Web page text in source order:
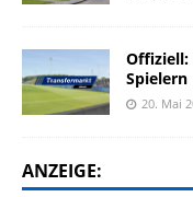
Offiziell:
Spielern
20. Mai
ANZEIGE: